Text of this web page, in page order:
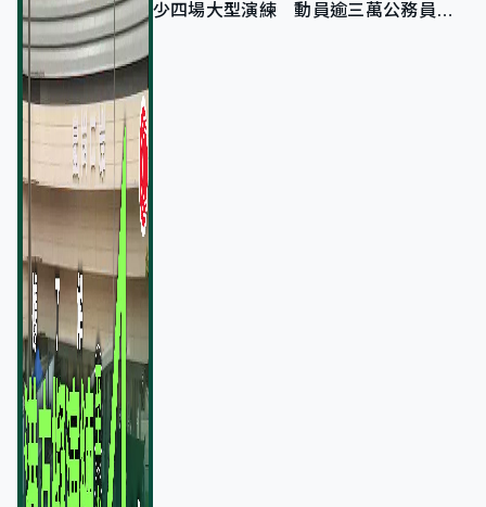
少四場大型演練 動員逾三萬公務員人